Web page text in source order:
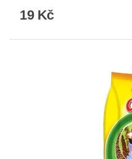
19 Kč